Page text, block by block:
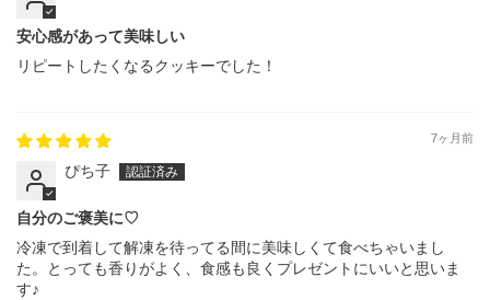
安心感があって美味しい
リピートしたくなるクッキーでした！
7ヶ月前
ぴち子
自分のご褒美に♡
冷凍で到着して解凍を待ってる間に美味しくて食べちゃいまし
た。とっても香りがよく、食感も良くプレゼントにいいと思いま
す♪